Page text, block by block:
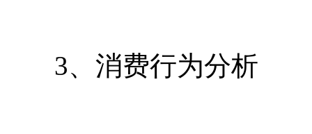
3、消费行为分析